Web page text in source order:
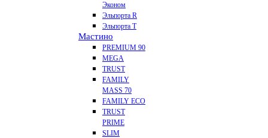
Эконом
Эльпорта R
Эльпорта Т
Мастино
PREMIUM 90
MEGA
TRUST
FAMILY
MASS 70
FAMILY ECO
TRUST
PRIME
SLIM